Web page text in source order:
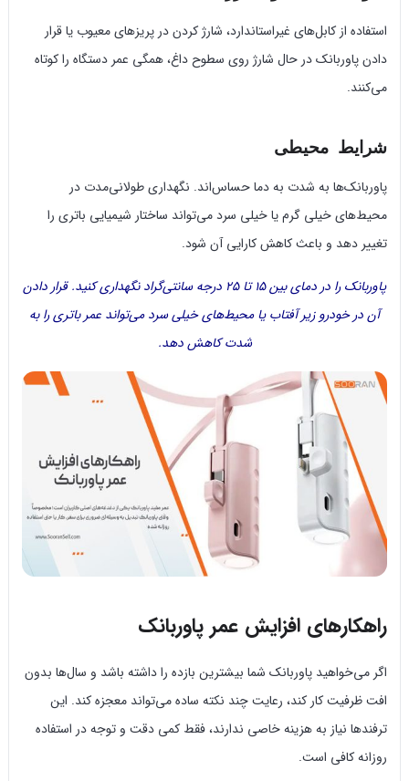
استفاده از کابل‌های غیراستاندارد، شارژ کردن در پریزهای معیوب یا قرار
دادن پاوربانک در حال شارژ روی سطوح داغ، همگی عمر دستگاه را کوتاه
می‌کنند.
شرایط محیطی
پاوربانک‌ها به شدت به دما حساس‌اند. نگهداری طولانی‌مدت در
محیط‌های خیلی گرم یا خیلی سرد می‌تواند ساختار شیمیایی باتری را
تغییر دهد و باعث کاهش کارایی آن شود.
پاوربانک را در دمای بین ۱۵ تا ۲۵ درجه سانتی‌گراد نگهداری کنید. قرار دادن
آن در خودرو زیر آفتاب یا محیط‌های خیلی سرد می‌تواند عمر باتری را به
شدت کاهش دهد.
راهکارهای افزایش عمر پاوربانک
اگر می‌خواهید پاوربانک شما بیشترین بازده را داشته باشد و سال‌ها بدون
افت ظرفیت کار کند، رعایت چند نکته ساده می‌تواند معجزه کند. این
ترفندها نیاز به هزینه خاصی ندارند، فقط کمی دقت و توجه در استفاده
روزانه کافی است.